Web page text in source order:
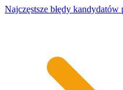
Najczęstsze błędy